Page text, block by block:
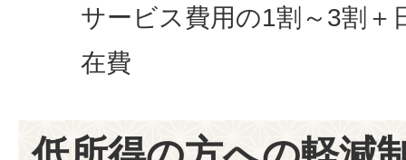
サービス費用の1割～3割＋
在費